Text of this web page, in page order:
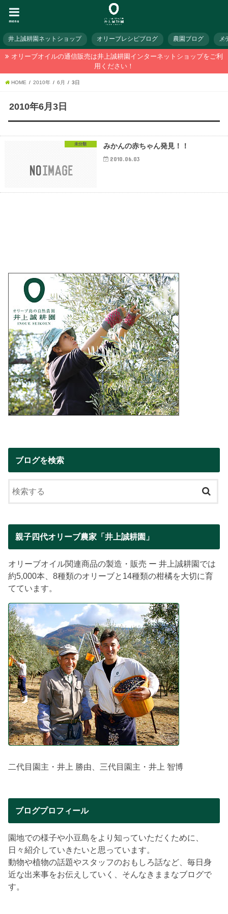
menu
井上誠耕園ネットショップ オリーブレシピブログ 農園ブログ メ
オリーブオイルの通信販売は井上誠耕園インターネットショップをご利
用ください！
HOME 2010年 6月 3日
2010年6月3日
未分類 みかんの赤ちゃん発見！！
2010.06.03
ブログを検索
親子四代オリーブ農家「井上誠耕園」
オリーブオイル関連商品の製造・販売 ー 井上誠耕園では
約5,000本、8種類のオリーブと14種類の柑橘を大切に育
てています。
二代目園主・井上 勝由、三代目園主・井上 智博
ブログプロフィール
園地での様子や小豆島をより知っていただくために、
日々紹介していきたいと思っています。
動物や植物の話題やスタッフのおもしろ話など、毎日身
近な出来事をお伝えしていく、そんなきままなブログで
す。